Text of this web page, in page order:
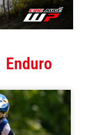
Enduro